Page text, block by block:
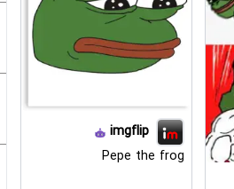
imgflip
Pepe the frog